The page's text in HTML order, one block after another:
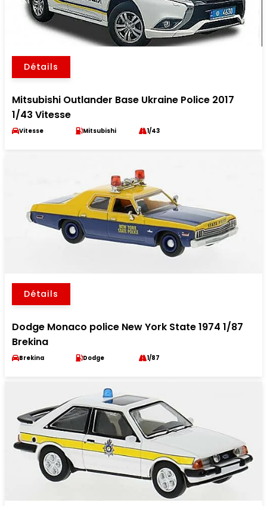
Détails
Mitsubishi Outlander Base Ukraine Police 2017
1/43 Vitesse
Vitesse Mitsubishi 1/43
Détails
Dodge Monaco police New York State 1974 1/87
Brekina
Brekina Dodge 1/87